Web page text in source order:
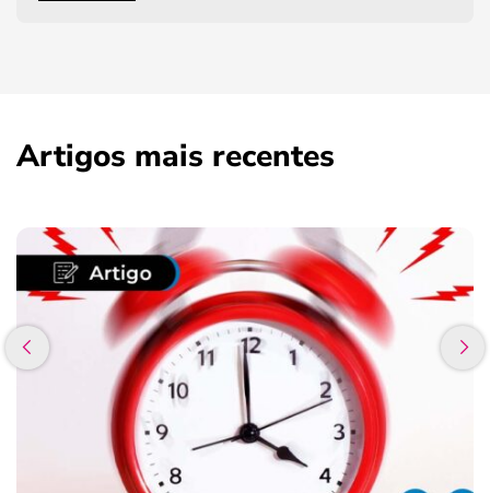
Artigos mais recentes